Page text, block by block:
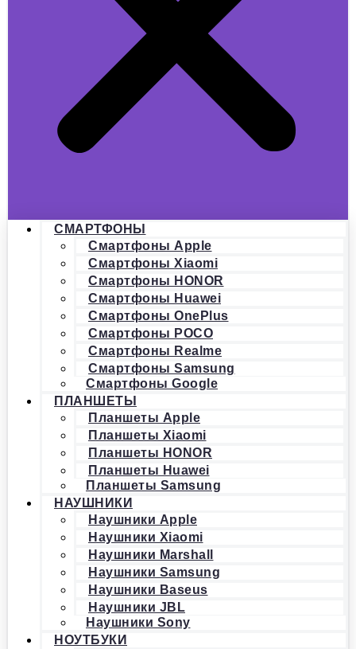
СМАРТФОНЫ
Смартфоны Apple
Смартфоны Xiaomi
Смартфоны HONOR
Смартфоны Huawei
Смартфоны OnePlus
Смартфоны POCO
Смартфоны Realme
Смартфоны Samsung
Смартфоны Google
ПЛАНШЕТЫ
Планшеты Apple
Планшеты Xiaomi
Планшеты HONOR
Планшеты Huawei
Планшеты Samsung
НАУШНИКИ
Наушники Apple
Наушники Xiaomi
Наушники Marshall
Наушники Samsung
Наушники Baseus
Наушники JBL
Наушники Sony
НОУТБУКИ